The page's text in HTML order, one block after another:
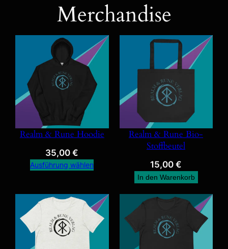
Merchandise
Realm & Rune Hoodie
35,00€
Ausführung wählen
Realm & Rune Bio-
Stoffbeutel
15,00€
In den Warenkorb